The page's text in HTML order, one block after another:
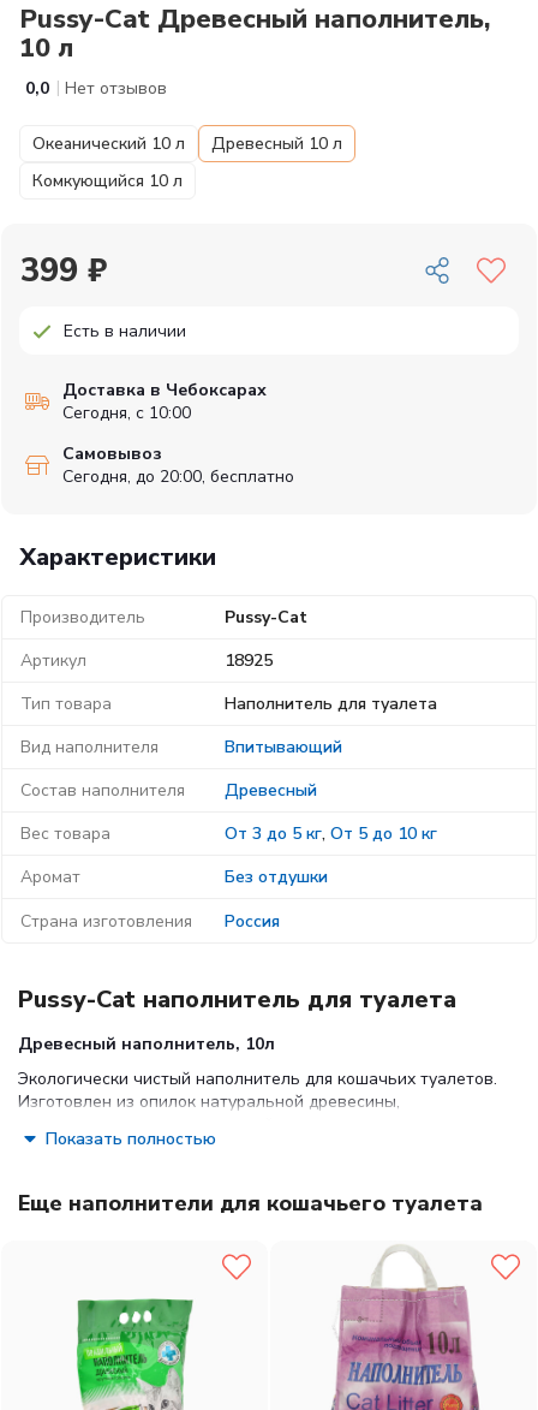
Pussy-Cat Древесный наполнитель,
10 л
0,0 | Нет отзывов
Океанический 10 л
Древесный 10 л
Комкующийся 10 л
Характеристики
Производитель
Pussy-Cat
Артикул
18925
Тип товара
Наполнитель для туалета
Вид наполнителя
Впитывающий
Состав наполнителя
Древесный
Вес товара
От 3 до 5 кг, От 5 до 10 кг
Аромат
Без отдушки
Страна изготовления
Россия
399 ₽
Есть в наличии
Доставка в Чебоксарах
Сегодня, с 10:00
Самовывоз
Сегодня, до 20:00, бесплатно
Pussy-Cat наполнитель для туалета
Древесный наполнитель, 10л
Экологически чистый наполнитель для кошачьих туалетов.
Изготовлен из опилок натуральной древесины,
Приятный запах свежеспиленной древесины
Дезинфицирующие свойства хвойных пород
способствуют устранению болезнетворных микробов
в выделениях кошек и других домашних питомцев.
Показать полностью
Еще наполнители для кошачьего туалета